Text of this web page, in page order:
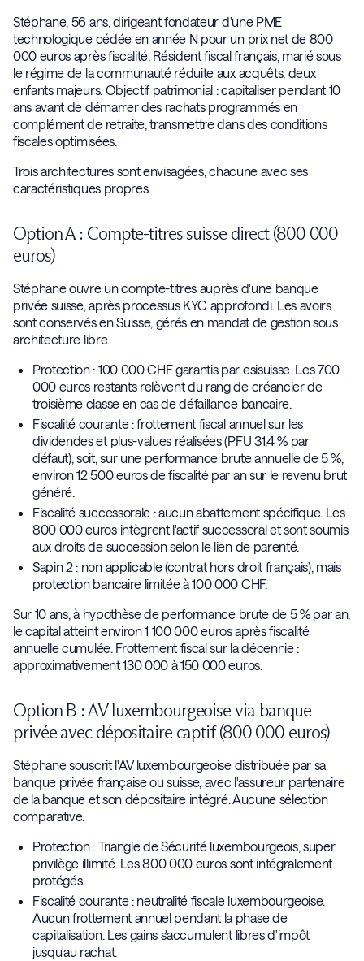
Stéphane, 56 ans, dirigeant fondateur d'une PME
technologique cédée en année N pour un prix net de 800
000 euros après fiscalité. Résident fiscal français, marié sous
le régime de la communauté réduite aux acquêts, deux
enfants majeurs. Objectif patrimonial : capitaliser pendant 10
ans avant de démarrer des rachats programmés en
complément de retraite, transmettre dans des conditions
fiscales optimisées.
Trois architectures sont envisagées, chacune avec ses
caractéristiques propres.
Option A : Compte-titres suisse direct (800 000
euros)
Stéphane ouvre un compte-titres auprès d'une banque
privée suisse, après processus KYC approfondi. Les avoirs
sont conservés en Suisse, gérés en mandat de gestion sous
architecture libre.
Protection : 100 000 CHF garantis par esisuisse. Les 700
000 euros restants relèvent du rang de créancier de
troisième classe en cas de défaillance bancaire.
Fiscalité courante : frottement fiscal annuel sur les
dividendes et plus-values réalisées (PFU 31,4 % par
défaut), soit, sur une performance brute annuelle de 5 %,
environ 12 500 euros de fiscalité par an sur le revenu brut
généré.
Fiscalité successorale : aucun abattement spécifique. Les
800 000 euros intègrent l'actif successoral et sont soumis
aux droits de succession selon le lien de parenté.
Sapin 2 : non applicable (contrat hors droit français), mais
protection bancaire limitée à 100 000 CHF.
Sur 10 ans, à hypothèse de performance brute de 5 % par an,
le capital atteint environ 1 100 000 euros après fiscalité
annuelle cumulée. Frottement fiscal sur la décennie :
approximativement 130 000 à 150 000 euros.
Option B : AV luxembourgeoise via banque
privée avec dépositaire captif (800 000 euros)
Stéphane souscrit l'AV luxembourgeoise distribuée par sa
banque privée française ou suisse, avec l'assureur partenaire
de la banque et son dépositaire intégré. Aucune sélection
comparative.
Protection : Triangle de Sécurité luxembourgeois, super
privilège illimité. Les 800 000 euros sont intégralement
protégés.
Fiscalité courante : neutralité fiscale luxembourgeoise.
Aucun frottement annuel pendant la phase de
capitalisation. Les gains s'accumulent libres d'impôt
jusqu'au rachat.